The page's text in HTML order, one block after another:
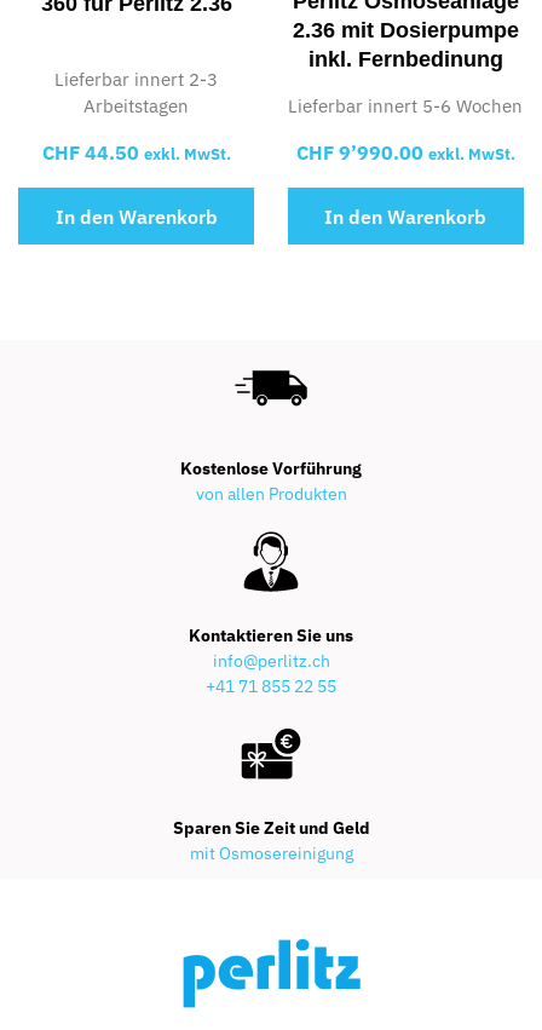
Lieferbar innert 2-3
Arbeitstagen
CHF44.50 exkl. MwSt.
In den Warenkorb
2.36 mit Dosierpumpe
inkl. Fernbedinung
Lieferbar innert 5-6 Wochen
CHF9’990.00 exkl. MwSt.
In den Warenkorb
Kostenlose Vorführung
von allen Produkten
Kontaktieren Sie uns
info@perlitz.ch
+41 71 855 22 55
Sparen Sie Zeit und Geld
mit Osmosereinigung